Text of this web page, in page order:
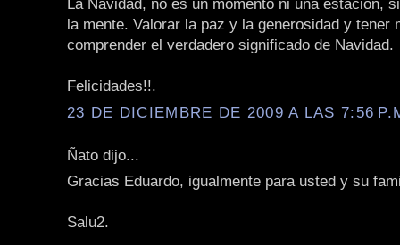
La Navidad, no es un momento ni una estación,
la mente. Valorar la paz y la generosidad y tener
comprender el verdadero significado de Navidad.
Felicidades!!.
23 DE DICIEMBRE DE 2009 A LAS 7:56
Ñato dijo...
Gracias Eduardo, igualmente para usted y su
Salu2.